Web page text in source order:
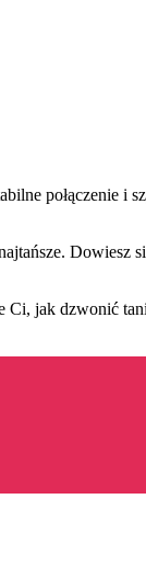
połączenie i
Dowiesz
jak dzwonić